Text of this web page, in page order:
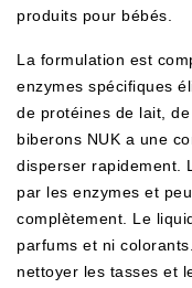
produits pour bébés.
La formulation est
enzymes spécifiques
de protéines de lait,
biberons NUK a une
disperser rapidement.
par les enzymes et
complètement. Le
parfums et ni
nettoyer les tasses et